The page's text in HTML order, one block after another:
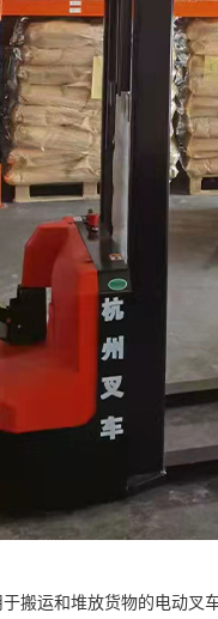
搬运和堆放货物的电动叉